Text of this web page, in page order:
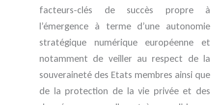
facteurs-clés de succès propre à
l’émergence à terme d’une autonomie
stratégique numérique européenne et
notamment de veiller au respect de la
souveraineté des Etats membres ainsi que
de la protection de la vie privée et des